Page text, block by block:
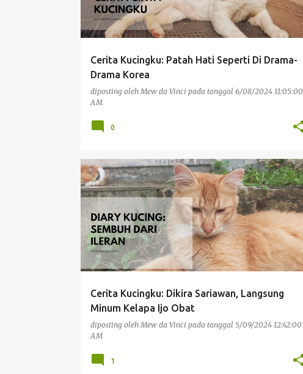
Cerita Kucingku: Patah Hati Seperti Di Drama-
Drama Korea
diposting olehMew da Vinci pada tanggal 6/08/2024 11:05:00
AM
0
Cerita Kucingku: Dikira Sariawan, Langsung
Minum Kelapa Ijo Obat
diposting olehMew da Vinci pada tanggal 5/09/2024 12:42:00
AM
PENGALAMAN PRIBADI
1